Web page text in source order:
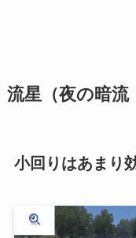
流星（夜の暗流
小回りはあまり